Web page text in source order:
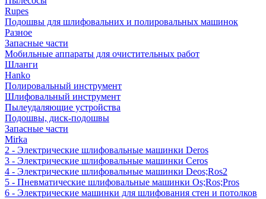
Rupes
Подошвы для шлифовальних и полировальных машинок
Разное
Запасные части
Мобильные аппараты для очистительных работ
Шланги
Hanko
Полировальный инструмент
Шлифовальный инструмент
Пылеудаляющие устройства
Подошвы, диск-подошвы
Запасные части
Mirka
2 - Электрические шлифовальные машинки Deros
3 - Электрические шлифовальные машинки Ceros
4 - Электрические шлифовальные машинки Deos;Ros2
5 - Пневматические шлифовальные машинки Os;Ros;Pros
6 - Электрические машинки для шлифования стен и потолков